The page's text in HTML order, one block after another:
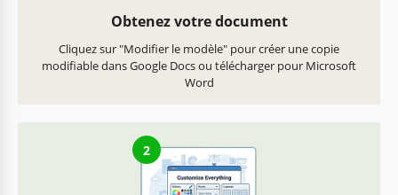
Obtenez votre document
Cliquez sur "Modifier le modèle" pour créer une copie
modifiable dans Google Docs ou télécharger pour Microsoft
Word
2